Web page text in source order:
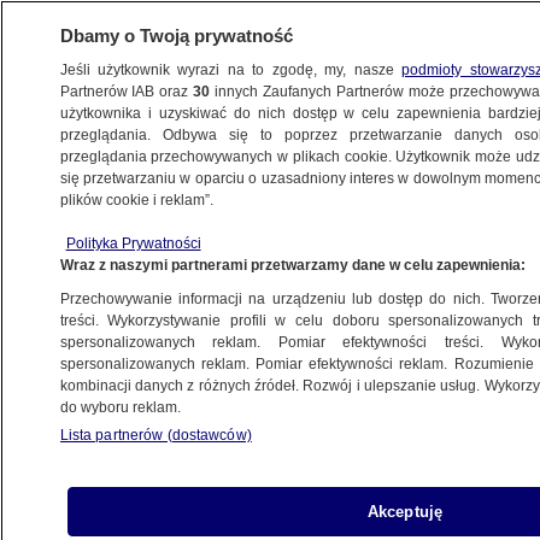
METEO
NAUKA
odkryty na pustyni Gobi
27.03.2025, 16:48
Udostępnij
Dbamy o Twoją prywatność
Jeśli użytkownik wyrazi na to zgodę, my, naszepodmioty
Partnerów IAB oraz30 innych Zaufanych Partnerów może
użytkownika i uzyskiwać do nich dostęp w celu zapewnienia
przeglądania. Odbywa się to poprzez przetwarzanie danych
przeglądania przechowywanych w plikach cookie. Użytkownik może
się przetwarzaniu w oparciu o uzasadniony interes w dowolnym
plików cookie i reklam”.
Polityka Prywatności
Wraz z naszymi partnerami przetwarzamy dane w celu zapewnienia:
Przechowywanie informacji na urządzeniu lub dostęp do nich.
treści. Wykorzystywanie profili w celu doboru spersonalizowanych
spersonalizowanych reklam. Pomiar efektywności treści.
spersonalizowanych reklam. Pomiar efektywności reklam.
kombinacji danych z różnych źródeł. Rozwój i ulepszanie usług.
do wyboru reklam.
Lista partnerów (dostawców)
Akceptuję